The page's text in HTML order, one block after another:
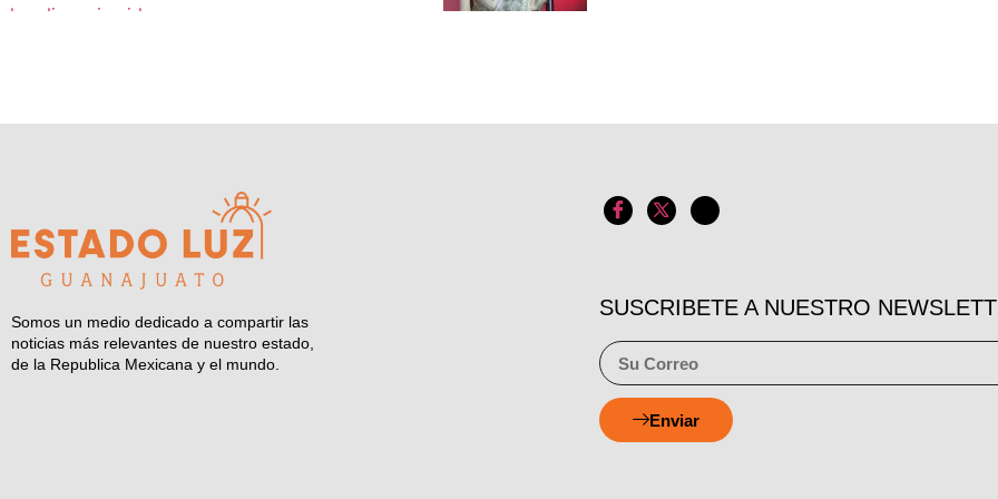
Somos un medio dedicado a compartir las
noticias más relevantes de nuestro estado,
de la Republica Mexicana y el mundo.
SUSCRIBETE A NUESTRO
Enviar